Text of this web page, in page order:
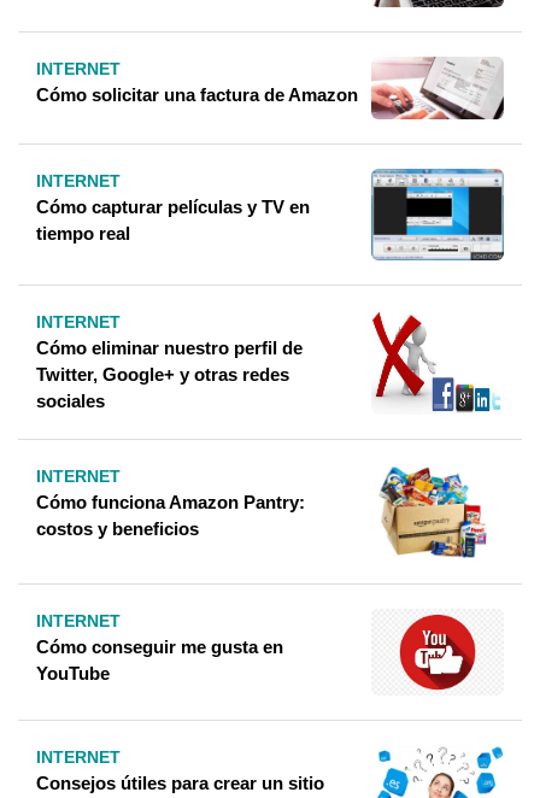
INTERNET
Cómo solicitar una factura de Amazon
INTERNET
Cómo capturar películas y TV en
tiempo real
INTERNET
Cómo eliminar nuestro perfil de
Twitter, Google+ y otras redes
sociales
INTERNET
Cómo funciona Amazon Pantry:
costos y beneficios
INTERNET
Cómo conseguir me gusta en
YouTube
INTERNET
Consejos útiles para crear un sitio